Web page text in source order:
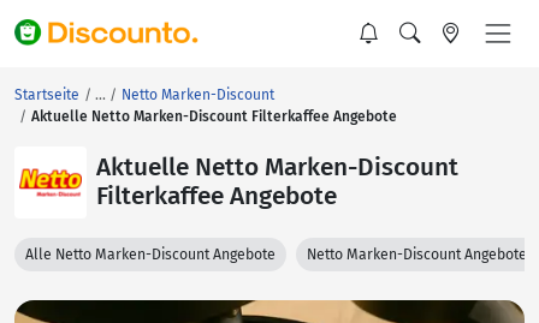
Startseite
Netto Marken-Discount
Aktuelle Netto Marken-Discount Filterkaffee Angebote
Aktuelle Netto Marken-Discount
Filterkaffee Angebote
Alle Netto Marken-Discount Angebote Netto Marken-Discount Angebote